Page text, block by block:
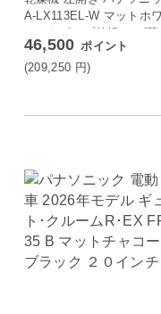
A-LX113EL-W マットホ
ヒートポンプ乾燥 スゴ落
洗浄 ダウンジャケットコ
設置込み リサイクル別
46,500 ポイント
(209,250 円)